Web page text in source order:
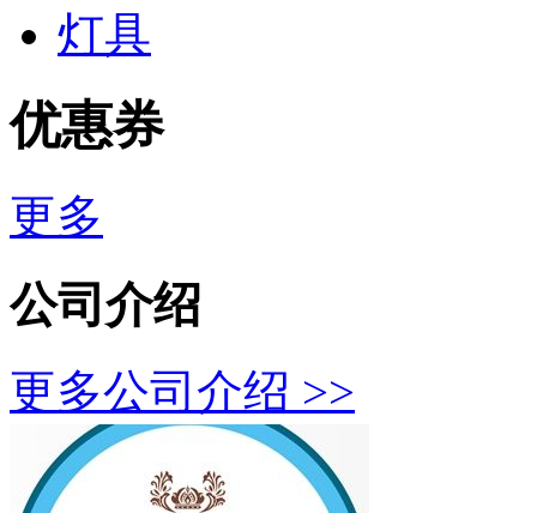
灯具
优惠券
更多
公司介绍
更多公司介绍 >>